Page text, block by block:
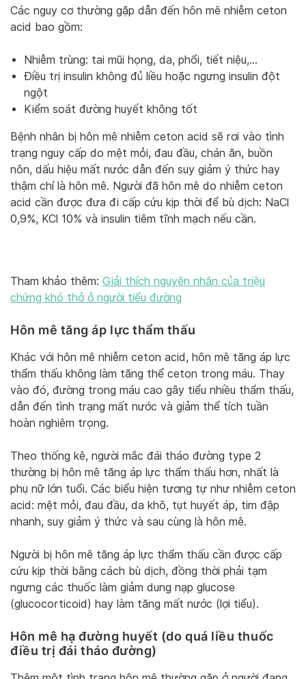
Các nguy cơ thường gặp dẫn đến hôn mê nhiễm ceton
acid bao gồm:
Nhiễm trùng: tai mũi họng, da, phổi, tiết niệu,…
Điều trị insulin không đủ liều hoặc ngưng insulin đột
ngột
Kiểm soát đường huyết không tốt
Bệnh nhân bị hôn mê nhiễm ceton acid sẽ rơi vào tình
trạng nguy cấp do mệt mỏi, đau đầu, chán ăn, buồn
nôn, dấu hiệu mất nước dẫn đến suy giảm ý thức hay
thậm chí là hôn mê. Người đã hôn mê do nhiễm ceton
acid cần được đưa đi cấp cứu kịp thời để bù dịch: NaCl
0,9%, KCl 10% và insulin tiêm tĩnh mạch nếu cần.
Tham khảo thêm: Giải thích nguyên nhân của triệu
chứng khó thở ở người tiểu đường
Hôn mê tăng áp lực thẩm thấu
Khác với hôn mê nhiễm ceton acid, hôn mê tăng áp lực
thẩm thấu không làm tăng thể ceton trong máu. Thay
vào đó, đường trong máu cao gây tiểu nhiều thẩm thấu,
dẫn đến tình trạng mất nước và giảm thể tích tuần
hoàn nghiêm trọng.
Theo thống kê, người mắc đái tháo đường type 2
thường bị hôn mê tăng áp lực thẩm thấu hơn, nhất là
phụ nữ lớn tuổi. Các biểu hiện tương tự như nhiễm ceton
acid: mệt mỏi, đau đầu, da khô, tụt huyết áp, tim đập
nhanh, suy giảm ý thức và sau cùng là hôn mê.
Người bị hôn mê tăng áp lực thẩm thấu cần được cấp
cứu kịp thời bằng cách bù dịch, đồng thời phải tạm
ngưng các thuốc làm giảm dung nạp glucose
(glucocorticoid) hay làm tăng mất nước (lợi tiểu).
Hôn mê hạ đường huyết (do quá liều thuốc
điều trị đái tháo đường)